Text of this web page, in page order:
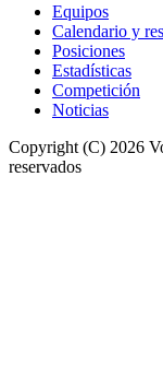
Equipos
Calendario y
Posiciones
Estadísticas
Competición
Noticias
Copyright (C) 2026
reservados